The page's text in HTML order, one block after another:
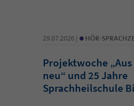
29.07.2026 | • HÖR-
Projektwoche
neu“ und 25 Jahre
Sprachheilschule